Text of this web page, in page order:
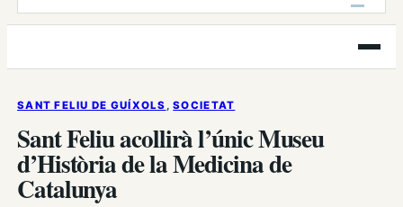
Obre
el
SANT FELIU DE GUÍXOLS , SOCIETAT
Sant Feliu acollirà l’únic Museu
d’Història de la Medicina de
Catalunya